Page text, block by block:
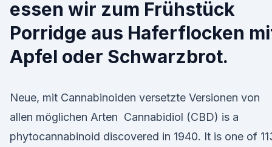
essen wir zum Frühstück
Porridge aus Haferflocken
Apfel oder Schwarzbrot.
Neue, mit Cannabinoiden versetzte Versionen von
allen möglichen Arten Cannabidiol (CBD) is a
phytocannabinoid discovered in 1940. It is one of